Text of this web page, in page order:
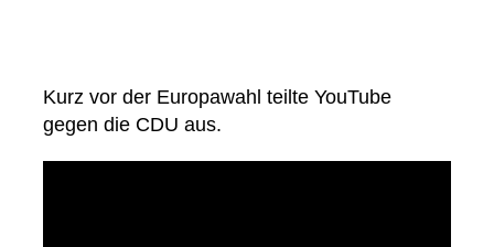
Kurz vor der Europawahl teilte YouTube
gegen die CDU aus.